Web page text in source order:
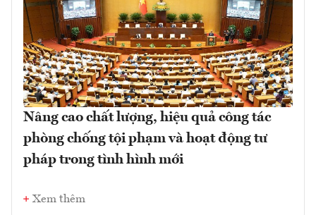
Nâng cao chất lượng, hiệu quả công tác
phòng chống tội phạm và hoạt động tư
pháp trong tình hình mới
Xem thêm